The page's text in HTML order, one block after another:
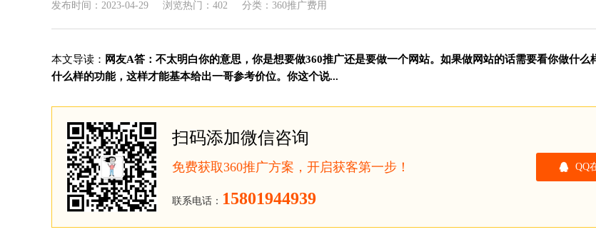
发布时间：2023-04-29 浏览热门：402 分类：360推广费用
本文导读： 网友A答：不太明白你的意思，你是想要做360推广还是要做一个网站。如果做网站的话需要看你做什么
什么样的功能，这样才能基本给出一哥参考价位。你这个说...
扫码添加微信咨询
免费获取360推广方案，开启获客第一步！
联系电话： 15801944939
QQ